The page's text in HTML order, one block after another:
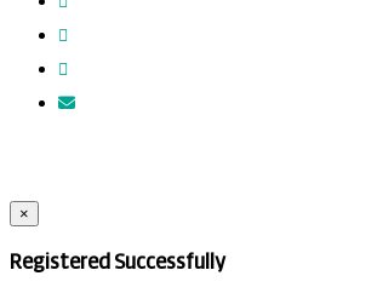
×
Registered Successfully